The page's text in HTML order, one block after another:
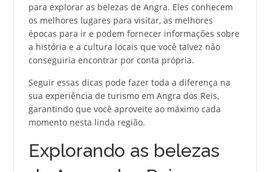
para explorar as belezas de Angra. Eles conhecem
os melhores lugares para visitar, as melhores
épocas para ir e podem fornecer informações sobre
a história e a cultura locais que você talvez não
conseguiria encontrar por conta própria.
Seguir essas dicas pode fazer toda a diferença na
sua experiência de turismo em Angra dos Reis,
garantindo que você aproveite ao máximo cada
momento nesta linda região.
Explorando as belezas